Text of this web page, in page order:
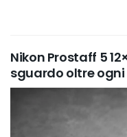
Nikon Prostaff 5
sguardo oltre